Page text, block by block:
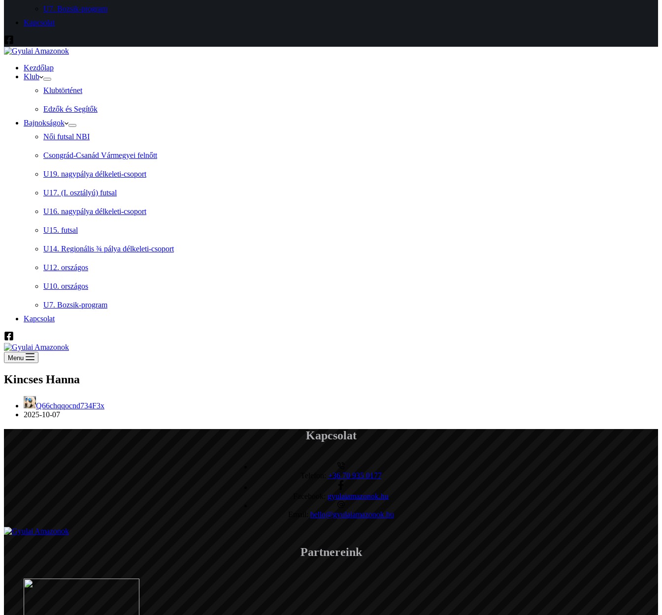
U7. Bozsik-program
Kapcsolat
Kezdőlap
Klub
Klubtörténet
Edzők és Segítők
Bajnokságok
Női futsal NBI
Csongrád-Csanád Vármegyei felnőtt
U19. nagypálya délkeleti-csoport
U17. (I. osztályú) futsal
U16. nagypálya délkeleti-csoport
U15. futsal
U14. Regionális ¾ pálya délkeleti-csoport
U12. országos
U10. országos
U7. Bozsik-program
Kapcsolat
Menu
Kincses Hanna
Q66chqqocnd734F3x
2025-10-07
Kapcsolat
+36 70 935 0177
gyulaiamazonok.hu
hello@gyulaiamazonok.hu
Partnereink